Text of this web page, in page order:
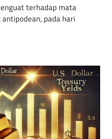
terhadap mata
pada hari